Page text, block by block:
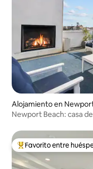
Alojamiento en
Newport Beach: casa
Favorito entre los
Favorito entre